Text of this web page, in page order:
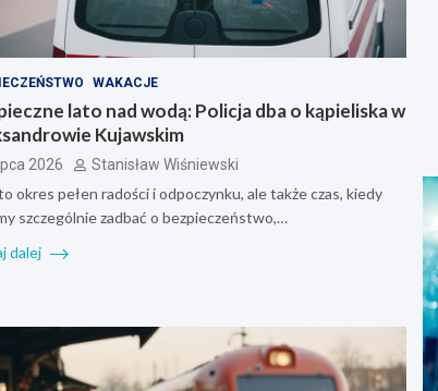
WAKACJE
lato nad wodą: Policja dba o kąpieliska w
Kujawskim
2026 Stanisław Wiśniewski
okres pełen radości i odpoczynku, ale także czas, kiedy
szczególnie zadbać o bezpieczeństwo,…
dalej